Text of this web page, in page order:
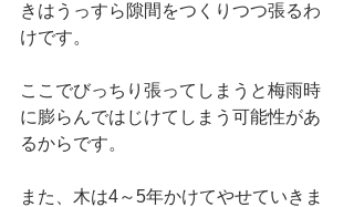
きはうっすら隙間をつくりつつ張るわ
けです。
ここでびっちり張ってしまうと梅雨時
に膨らんではじけてしまう可能性があ
るからです。
また、木は4～5年かけてやせていきま